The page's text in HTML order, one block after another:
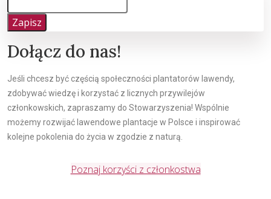
Zapisz
Dołącz do nas!
Jeśli chcesz być częścią społeczności plantatorów lawendy,
zdobywać wiedzę i korzystać z licznych przywilejów
członkowskich, zapraszamy do Stowarzyszenia! Wspólnie
możemy rozwijać lawendowe plantacje w Polsce i inspirować
kolejne pokolenia do życia w zgodzie z naturą.
Poznaj korzyści z członkostwa